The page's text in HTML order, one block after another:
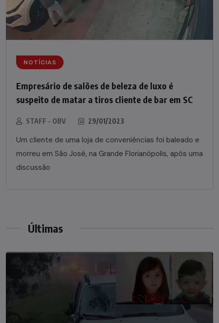
NOTÍCIAS
Empresário de salões de beleza de luxo é
suspeito de matar a tiros cliente de bar em SC
STAFF - OBV 29/01/2023
Um cliente de uma loja de conveniências foi baleado e
morreu em São José, na Grande Florianópolis, após uma
discussão
Últimas